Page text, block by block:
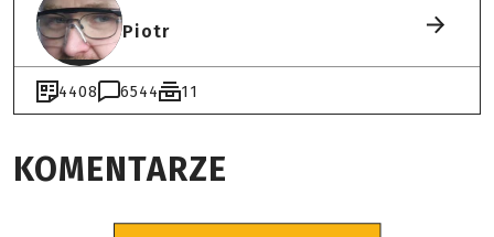
Piotr
4408 6544 11
KOMENTARZE